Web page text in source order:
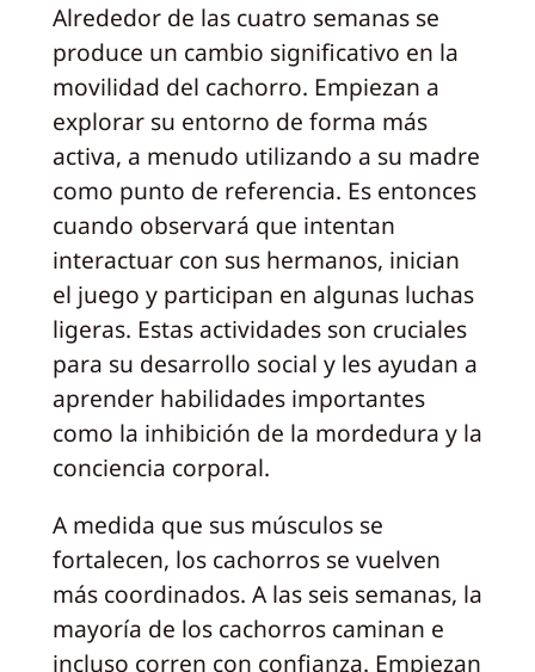
Alrededor de las cuatro semanas se
produce un cambio significativo en la
movilidad del cachorro. Empiezan a
explorar su entorno de forma más
activa, a menudo utilizando a su madre
como punto de referencia. Es entonces
cuando observará que intentan
interactuar con sus hermanos, inician
el juego y participan en algunas luchas
ligeras. Estas actividades son cruciales
para su desarrollo social y les ayudan a
aprender habilidades importantes
como la inhibición de la mordedura y la
conciencia corporal.
A medida que sus músculos se
fortalecen, los cachorros se vuelven
más coordinados. A las seis semanas, la
mayoría de los cachorros caminan e
incluso corren con confianza. Empiezan